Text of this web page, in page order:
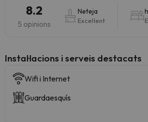
8.2
5 opinions
Neteja
Excel·lent
Instal·lacions i serveis destacats
Wifi i Internet
Guardaesquís